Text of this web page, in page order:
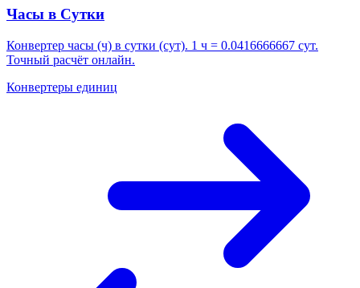
Часы в Сутки
Конвертер часы (ч) в сутки (сут). 1 ч = 0.0416666667 сут.
Точный расчёт онлайн.
Конвертеры единиц